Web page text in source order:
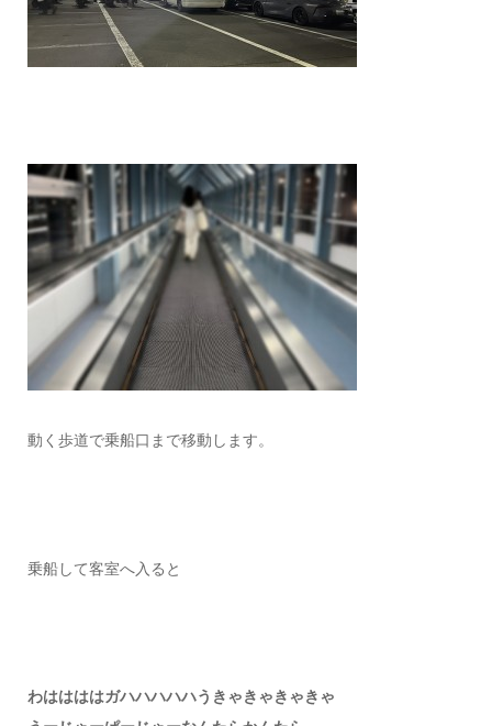
動く歩道で乗船口まで移動します。
乗船して客室へ入ると
わははははガハハハハハうきゃきゃきゃきゃ